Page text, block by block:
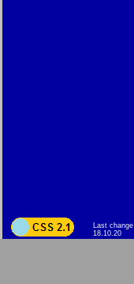
Last change
18.10.20